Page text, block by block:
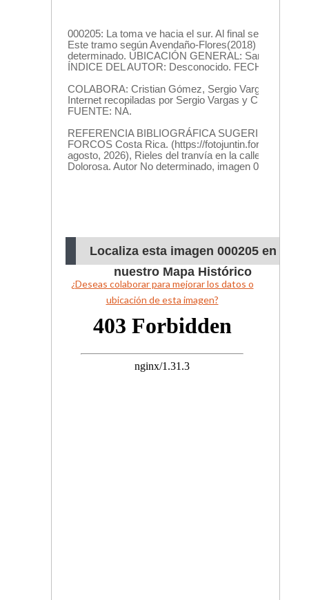
Localiza esta imagen 000205 en
nuestro Mapa Histórico
¿Deseas colaborar para mejorar los datos o
ubicación de esta imagen?